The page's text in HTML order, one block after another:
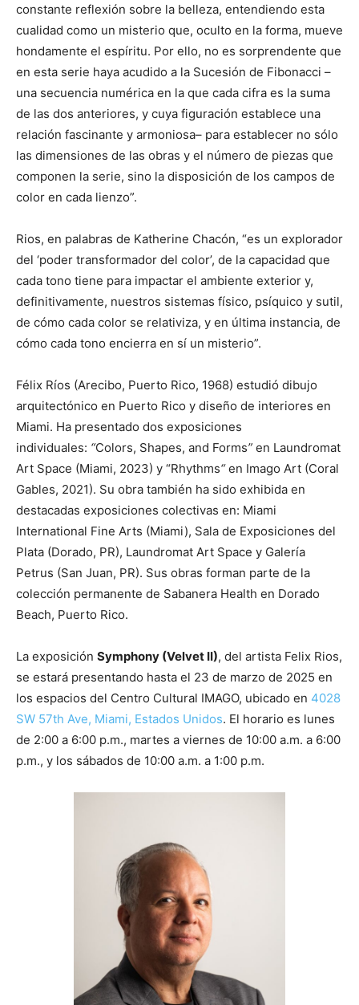
constante reflexión sobre la belleza, entendiendo esta
cualidad como un misterio que, oculto en la forma, mueve
hondamente el espíritu. Por ello, no es sorprendente que
en esta serie haya acudido a la Sucesión de Fibonacci –
una secuencia numérica en la que cada cifra es la suma
de las dos anteriores, y cuya figuración establece una
relación fascinante y armoniosa– para establecer no sólo
las dimensiones de las obras y el número de piezas que
componen la serie, sino la disposición de los campos de
color en cada lienzo”.
Rios, en palabras de Katherine Chacón, “es un explorador
del ‘poder transformador del color’, de la capacidad que
cada tono tiene para impactar el ambiente exterior y,
definitivamente, nuestros sistemas físico, psíquico y sutil,
de cómo cada color se relativiza, y en última instancia, de
cómo cada tono encierra en sí un misterio”.
Félix Ríos (Arecibo, Puerto Rico, 1968) estudió dibujo
arquitectónico en Puerto Rico y diseño de interiores en
Miami. Ha presentado dos exposiciones
individuales: “Colors, Shapes, and Forms” en Laundromat
Art Space (Miami, 2023) y “Rhythms“en Imago Art (Coral
Gables, 2021). Su obra también ha sido exhibida en
destacadas exposiciones colectivas en: Miami
International Fine Arts (Miami), Sala de Exposiciones del
Plata (Dorado, PR), Laundromat Art Space y Galería
Petrus (San Juan, PR). Sus obras forman parte de la
colección permanente de Sabanera Health en Dorado
Beach, Puerto Rico.
La exposición Symphony (Velvet II), del artista Felix Rios,
se estará presentando hasta el 23 de marzo de 2025 en
los espacios del Centro Cultural IMAGO, ubicado en 4028
SW 57th Ave, Miami, Estados Unidos. El horario es lunes
de 2:00 a 6:00 p.m., martes a viernes de 10:00 a.m. a 6:00
p.m., y los sábados de 10:00 a.m. a 1:00 p.m.